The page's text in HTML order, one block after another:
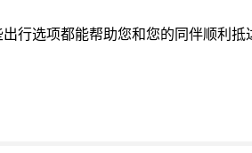
行选项都能帮助您和您的同伴顺利抵